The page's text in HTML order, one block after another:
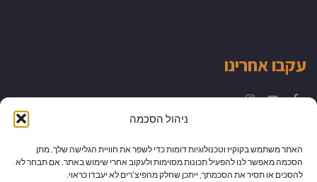
ניהול הסכמה
האתר משתמש בקוקיז וטכנולוגיות דומות כדי לשפר את חוויית הגלישה שלך. מתן
הסכמה מאפשר לנו להפעיל תכונות מסוימות ולעקוב אחרי שימוש באתר. אם תבחר לא
להסכים או תסיר את הסכמתך, ייתכן שחלק מהפיצ’רים לא יעבדו כראוי.
עקבו אחרינו